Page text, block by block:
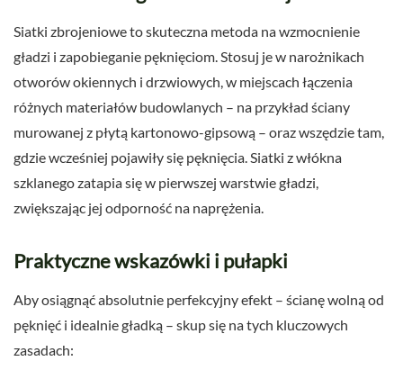
Siatki zbrojeniowe to skuteczna metoda na wzmocnienie
gładzi i zapobieganie pęknięciom. Stosuj je w narożnikach
otworów okiennych i drzwiowych, w miejscach łączenia
różnych materiałów budowlanych – na przykład ściany
murowanej z płytą kartonowo-gipsową – oraz wszędzie tam,
gdzie wcześniej pojawiły się pęknięcia. Siatki z włókna
szklanego zatapia się w pierwszej warstwie gładzi,
zwiększając jej odporność na naprężenia.
Praktyczne wskazówki i pułapki
Aby osiągnąć absolutnie perfekcyjny efekt – ścianę wolną od
pęknięć i idealnie gładką – skup się na tych kluczowych
zasadach: